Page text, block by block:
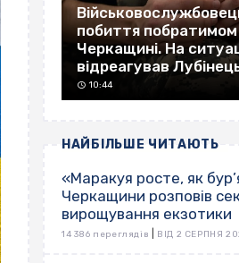
побиття побратимом
Черкащині. На
відреагував
10:44
НАЙБІЛЬШЕ ЧИТАЮТЬ
«Маракуя росте, як
Черкащини розповів
вирощування екзотики
14 386 переглядів ВІД 2 СЕРПНЯ